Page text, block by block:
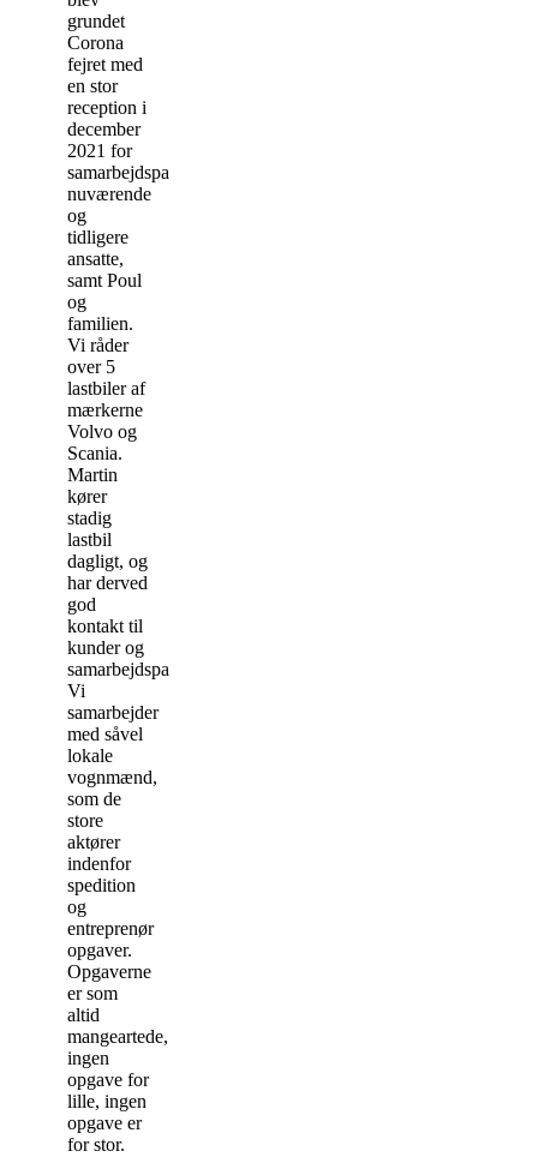
grundet
Corona
fejret med
en stor
reception i
december
2021 for
samarbejdspartnere
nuværende
og
tidligere
ansatte,
samt Poul
og
familien.
Vi råder
over 5
lastbiler af
mærkerne
Volvo og
Scania.
Martin
kører
stadig
lastbil
dagligt, og
har derved
god
kontakt til
kunder og
samarbejdspartnere.
Vi
samarbejder
med såvel
lokale
vognmænd,
som de
store
aktører
indenfor
spedition
og
entreprenør
opgaver.
Opgaverne
er som
altid
mangeartede,
ingen
opgave for
lille, ingen
opgave er
for stor.